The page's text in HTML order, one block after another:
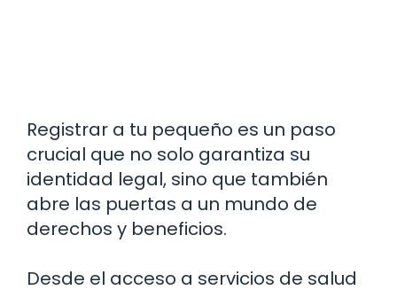
Registrar a tu pequeño es un paso
crucial que no solo garantiza su
identidad legal, sino que también
abre las puertas a un mundo de
derechos y beneficios.
Desde el acceso a servicios de salud